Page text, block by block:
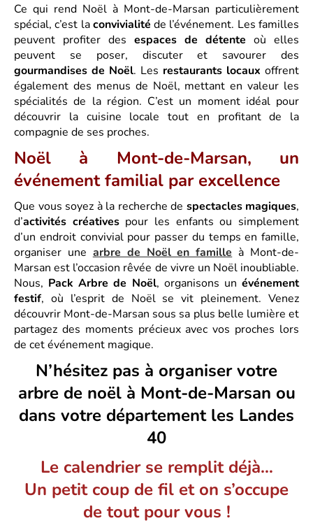
Ce qui rend Noël à Mont-de-Marsan particulièrement
spécial, c’est laconvivialité de l’événement. Les familles
peuvent profiter des espaces de détente où elles
peuvent se poser, discuter et savourer des
gourmandises de Noël. Les restaurants locaux offrent
également des menus de Noël, mettant en valeur les
spécialités de la région. C’est un moment idéal pour
découvrir la cuisine locale tout en profitant de la
compagnie de ses proches.
Noël à Mont-de-Marsan, un
événement familial par excellence
Que vous soyez à la recherche de spectacles magiques,
d’activités créativespour les enfants ou simplement
d’un endroit convivial pour passer du temps en famille,
organiser une arbre de Noël en famille à Mont-de-
Marsan est l’occasion rêvée de vivre un Noël inoubliable.
Nous, Pack Arbre de Noël, organisons unévénement
festif, où l’esprit de Noël se vit pleinement. Venez
découvrir Mont-de-Marsan sous sa plus belle lumière et
partagez des moments précieux avec vos proches lors
de cet événement magique.
N’hésitez pas à organiser votre
arbre de noël à Mont-de-Marsan ou
dans votre département les Landes
40
Le calendrier se remplit déjà…
Un petit coup de fil et on s’occupe
de tout pour vous !